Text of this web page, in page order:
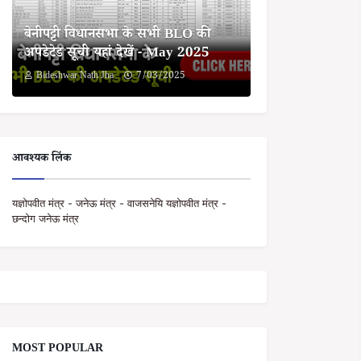
बेनीपट्टी विधानसभा के सभी BLO की
अपडेटेड सूची यहां देखें - May 2025
Bideshwar Nath Jha 7/03/2025
आवश्यक लिंक
यज्ञोपवीत मंत्र - जनेऊ मंत्र - वाजसनेयि यज्ञोपवीत मंत्र -
छन्दोग जनेऊ मंत्र
MOST POPULAR